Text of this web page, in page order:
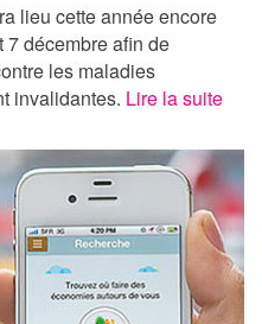
lieu cette année encore
7 décembre afin de
les maladies
invalidantes. Lire la suite